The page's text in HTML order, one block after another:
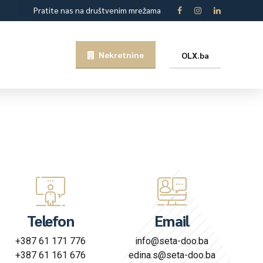
Pratite nas na društvenim mrežama
Nekretnine OLX.ba
Telefon
+387 61 171 776
+387 61 161 676
Email
info@seta-doo.ba
edina.s@seta-doo.ba